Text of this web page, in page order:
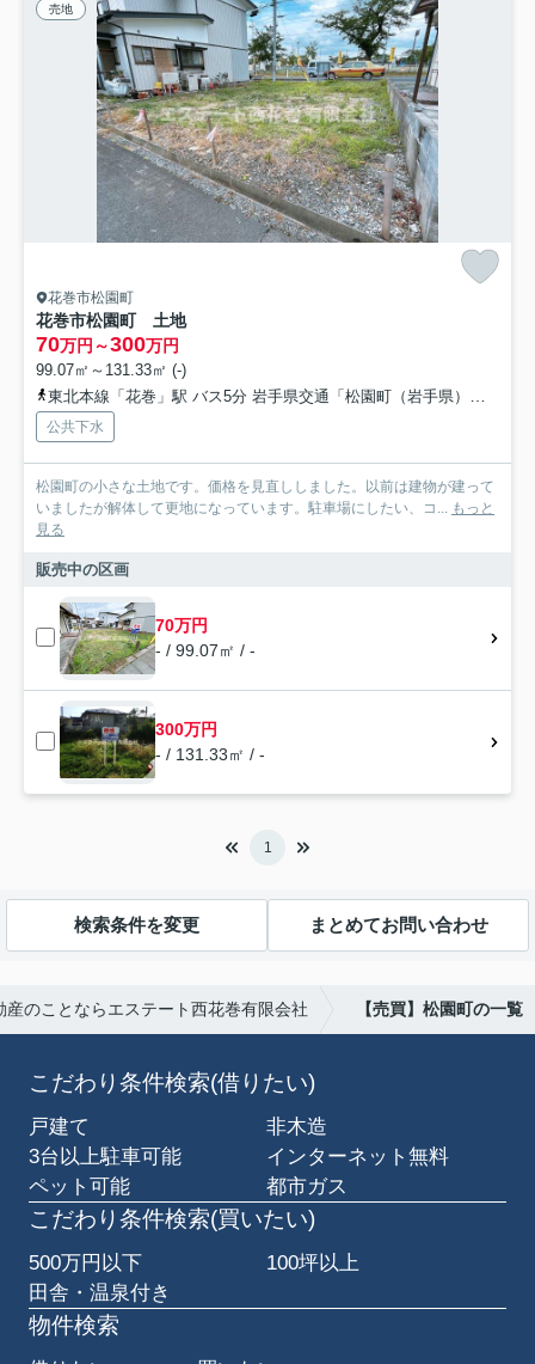
売地
花巻市松園町
花巻市松園町 土地
70万円～300万円
99.07㎡～131.33㎡ (-)
東北本線「花巻」駅 バス5分 岩手県交通「松園町（岩手県）」 停歩2分
公共下水
松園町の小さな土地です。価格を見直ししました。以前は建物が建って
いましたが解体して更地になっています。駐車場にしたい、コ...
もっと
見る
販売中の区画
70万円
- / 99.07㎡ / -
300万円
- / 131.33㎡ / -
1
検索条件を変更 まとめてお問い合わせ
産のことならエステート西花巻有限会社 【売買】松園町の一覧
こだわり条件検索(借りたい)
戸建て
非木造
3台以上駐車可能
インターネット無料
ペット可能
都市ガス
こだわり条件検索(買いたい)
500万円以下
100坪以上
田舎・温泉付き
物件検索